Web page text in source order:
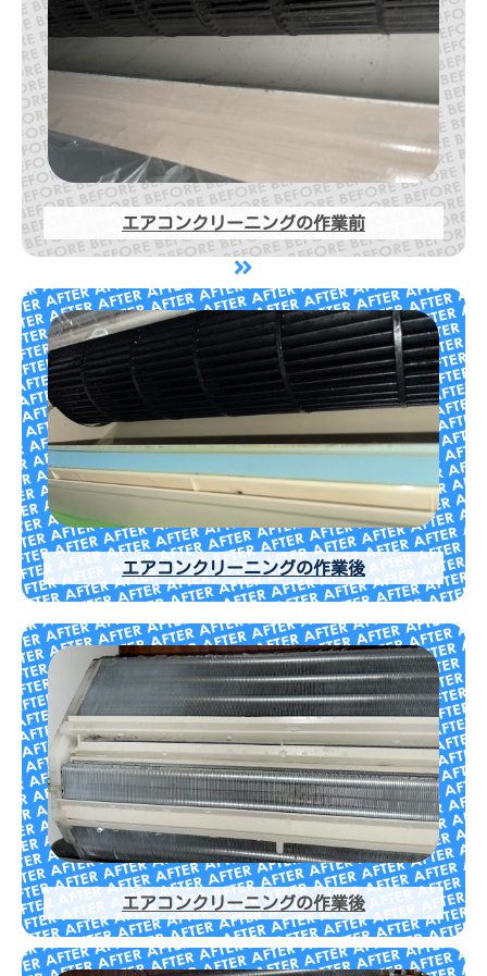
エアコンクリーニングの作業前
エアコンクリーニングの作業後
エアコンクリーニングの作業後